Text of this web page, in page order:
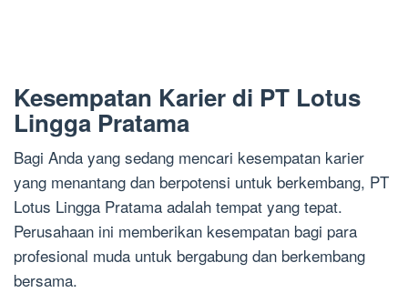
Kesempatan Karier di PT Lotus
Lingga Pratama
Bagi Anda yang sedang mencari kesempatan karier
yang menantang dan berpotensi untuk berkembang, PT
Lotus Lingga Pratama adalah tempat yang tepat.
Perusahaan ini memberikan kesempatan bagi para
profesional muda untuk bergabung dan berkembang
bersama.